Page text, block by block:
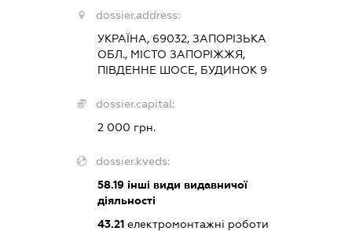
dossier.address:
УКРАЇНА, 69032, ЗАПОРІЗЬКА
ОБЛ., МІСТО ЗАПОРІЖЖЯ,
ПІВДЕННЕ ШОСЕ, БУДИНОК 9
dossier.capital:
2 000 грн.
dossier.kveds:
58.19інші види видавничої
діяльності
43.21електромонтажні роботи